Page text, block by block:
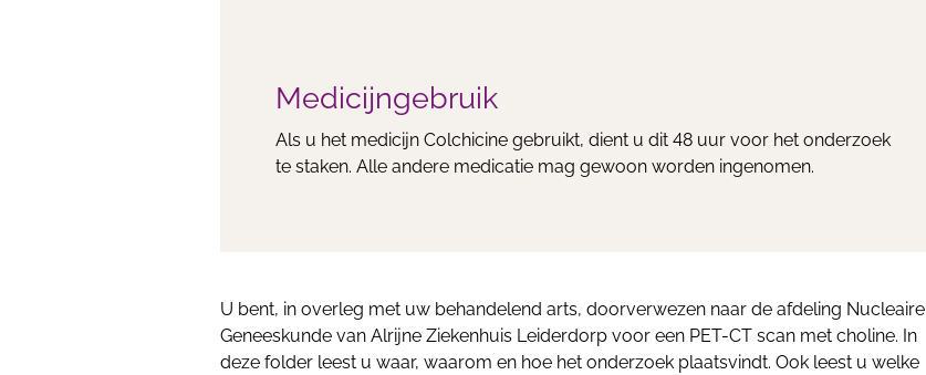
Medicijngebruik
Als u het medicijn Colchicine gebruikt, dient u dit 48 uur voor het onderzoek
te staken. Alle andere medicatie mag gewoon worden ingenomen.
U bent, in overleg met uw behandelend arts, doorverwezen naar de afdeling Nucleaire
Geneeskunde van Alrijne Ziekenhuis Leiderdorp voor een PET-CT scan met choline. In
deze folder leest u waar, waarom en hoe het onderzoek plaatsvindt. Ook leest u welke